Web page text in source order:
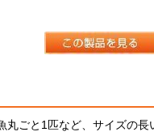
丸ごと1匹など、サイズの長